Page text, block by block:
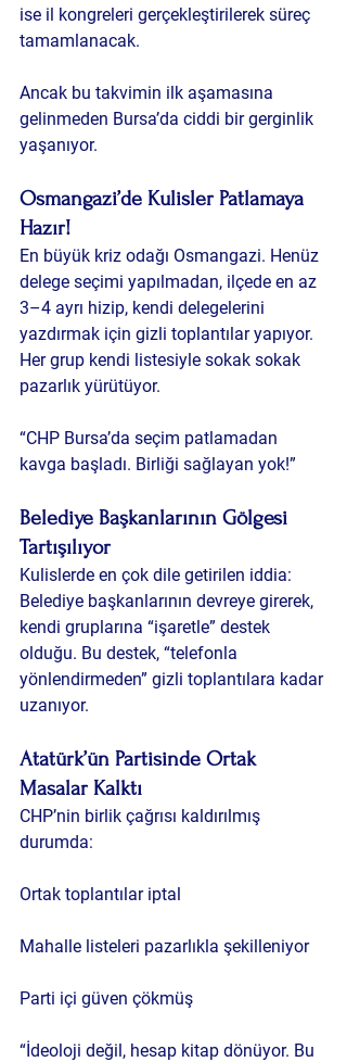
ise il kongreleri gerçekleştirilerek süreç
tamamlanacak.
Ancak bu takvimin ilk aşamasına
gelinmeden Bursa’da ciddi bir gerginlik
yaşanıyor.
Osmangazi’de Kulisler Patlamaya
Hazır!
En büyük kriz odağı Osmangazi. Henüz
delege seçimi yapılmadan, ilçede en az
3–4 ayrı hizip, kendi delegelerini
yazdırmak için gizli toplantılar yapıyor.
Her grup kendi listesiyle sokak sokak
pazarlık yürütüyor.
“CHP Bursa’da seçim patlamadan
kavga başladı. Birliği sağlayan yok!”
Belediye Başkanlarının Gölgesi
Tartışılıyor
Kulislerde en çok dile getirilen iddia:
Belediye başkanlarının devreye girerek,
kendi gruplarına “işaretle” destek
olduğu. Bu destek, “telefonla
yönlendirmeden” gizli toplantılara kadar
uzanıyor.
Atatürk’ün Partisinde Ortak
Masalar Kalktı
CHP’nin birlik çağrısı kaldırılmış
durumda:
Ortak toplantılar iptal
Mahalle listeleri pazarlıkla şekilleniyor
Parti içi güven çökmüş
“İdeoloji değil, hesap kitap dönüyor. Bu